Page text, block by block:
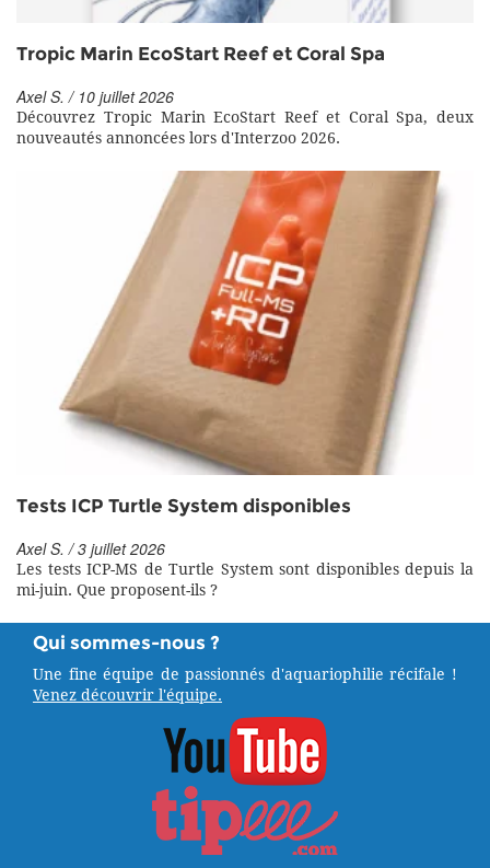
Tropic Marin EcoStart Reef et Coral Spa
Axel S. / 10 juillet 2026
Découvrez Tropic Marin EcoStart Reef et Coral Spa, deux
nouveautés annoncées lors d'Interzoo 2026.
Tests ICP Turtle System disponibles
Axel S. / 3 juillet 2026
Les tests ICP-MS de Turtle System sont disponibles depuis la
mi-juin. Que proposent-ils ?
Qui sommes-nous ?
Une fine équipe de passionnés d'aquariophilie récifale !
Venez découvrir l'équipe.